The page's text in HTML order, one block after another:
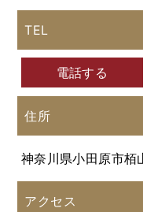
TEL
電話する
住所
神奈川県小田原市栢
アクセス